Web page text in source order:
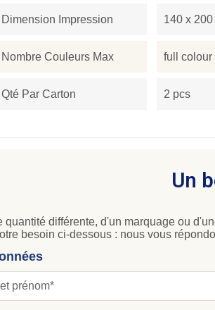
Dimension Impression 140 x 200
Nombre Couleurs Max full colour
Qté Par Carton 2 pcs
Un
quantité différente, d'un marquage ou
besoin ci-dessous : nous vous